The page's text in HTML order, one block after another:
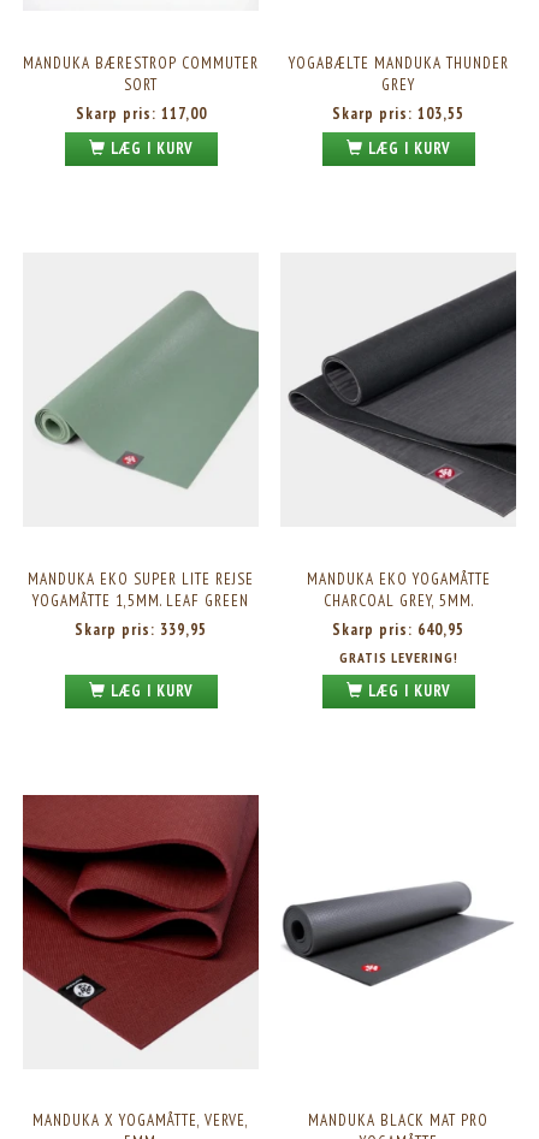
MANDUKA BÆRESTROP COMMUTER
SORT
Skarp pris: 117,00
LÆG I KURV
YOGABÆLTE MANDUKA THUNDER
GREY
Skarp pris: 103,55
LÆG I KURV
MANDUKA EKO SUPER LITE REJSE
YOGAMÅTTE 1,5MM. LEAF GREEN
Skarp pris: 339,95
LÆG I KURV
MANDUKA EKO YOGAMÅTTE
CHARCOAL GREY, 5MM.
Skarp pris: 640,95
GRATIS LEVERING!
LÆG I KURV
MANDUKA X YOGAMÅTTE, VERVE,
MANDUKA BLACK MAT PRO